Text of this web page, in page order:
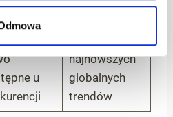
u
najnowszych
globalnych
trendów